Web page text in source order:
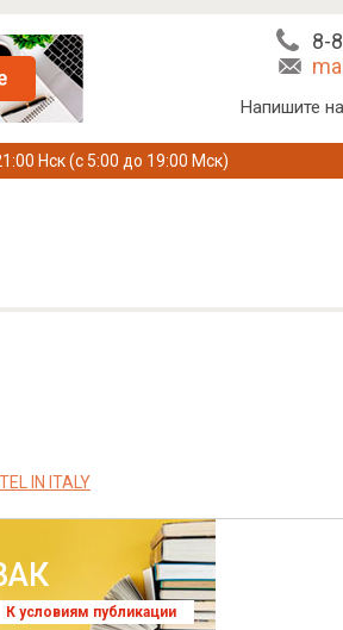
8-
Напишите
Нск (с 5:00 до 19:00 Мск)
IN ITALY
К условиям публикации